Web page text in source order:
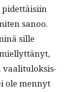
pidet­täisi­in
sanoo.
sille
vaal­i­t­u­lok­sis­
ole men­nyt